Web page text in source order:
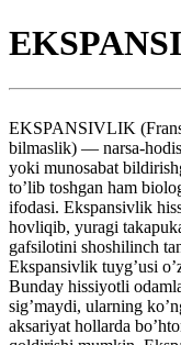
EKSPANSIVLIK
bilmaslik) — narsa-
yoki munosabat
to’lib toshgan ham
ifodasi. Ekspansivlik
hovliqib, yuragi
gafsilotini shoshilinch
Ekspansivlik tuyg’usi
Bunday hissiyotli
sig’maydi, ularning
aksariyat hollarda